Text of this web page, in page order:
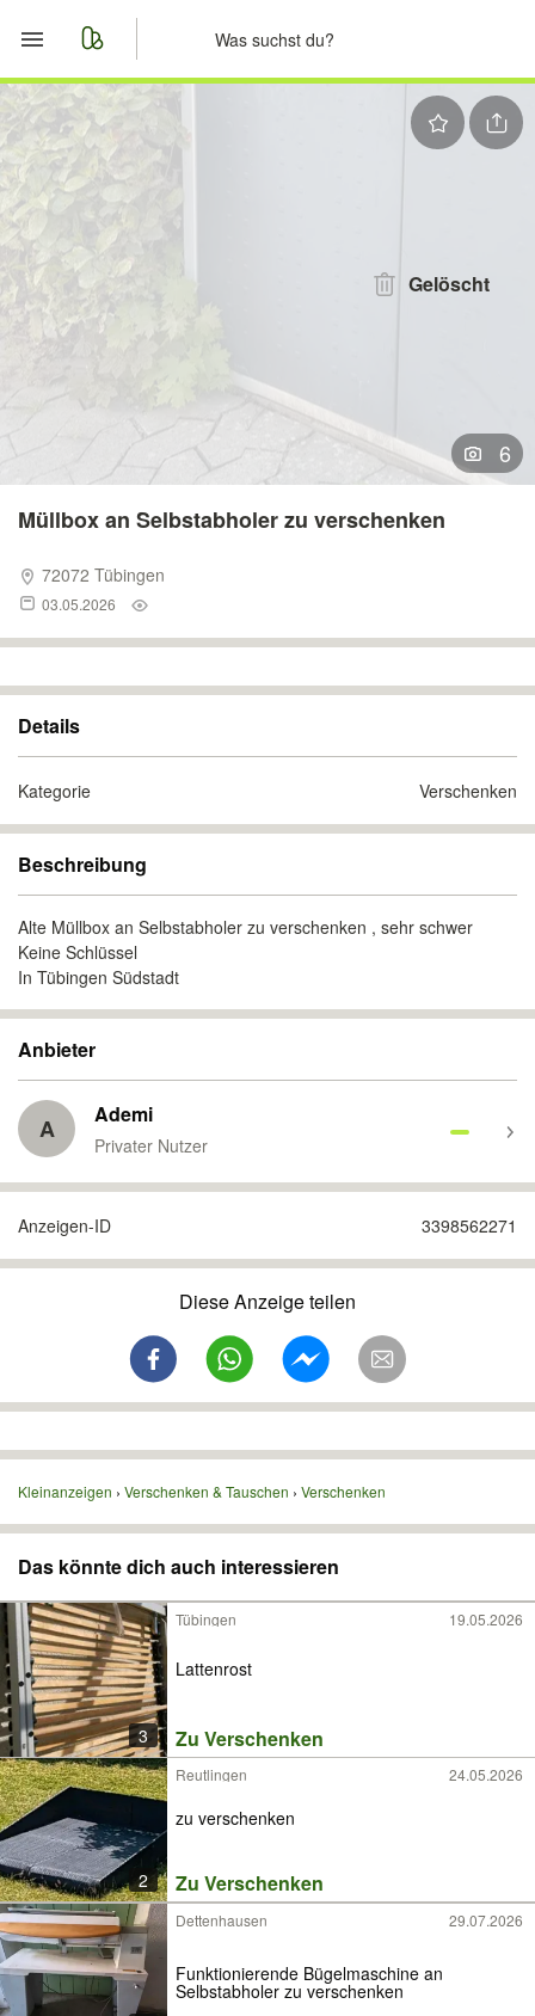
Start
Merkliste
Nachrichten
Anzeige aufgeben
Gelöscht
6
Müllbox an Selbstabholer zu verschenken
72072 Tübingen
03.05.2026
Details
Kategorie Verschenken
Beschreibung
Alte Müllbox an Selbstabholer zu verschenken , sehr schwer
Keine Schlüssel
In Tübingen Südstadt
Anbieter
A Ademi
Privater Nutzer
Anzeigen-ID 3398562271
Diese Anzeige teilen
Kleinanzeigen Verschenken & Tauschen Verschenken
Das könnte dich auch interessieren
3
Tübingen 19.05.2026
Lattenrost
Zu Verschenken
2
Reutlingen 24.05.2026
zu verschenken
Zu Verschenken
Dettenhausen 29.07.2026
Funktionierende Bügelmaschine an
Selbstabholer zu verschenken